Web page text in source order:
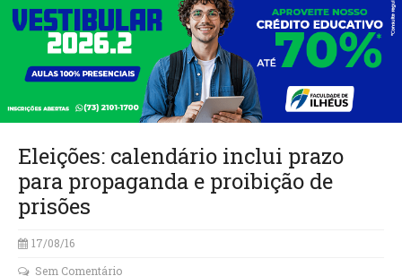
Eleições: calendário inclui prazo
para propaganda e proibição de
prisões
17/08/16
Sem Comentário